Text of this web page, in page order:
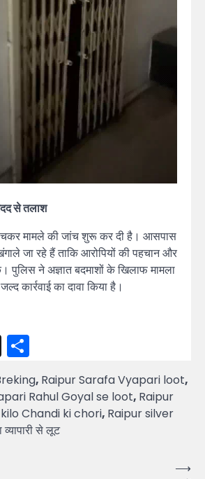
से तलाश
मामले की जांच शुरू कर दी है। आसपास
जा रहे हैं ताकि आरोपियों की पहचान और
पुलिस ने अज्ञात बदमाशों के खिलाफ मामला
कार्रवाई का दावा किया है।
X
, Raipur Sarafa Vyapari loot,
Rahul Goyal se loot, Raipur
Chandi ki chori, Raipur silver
से लूट
⟶